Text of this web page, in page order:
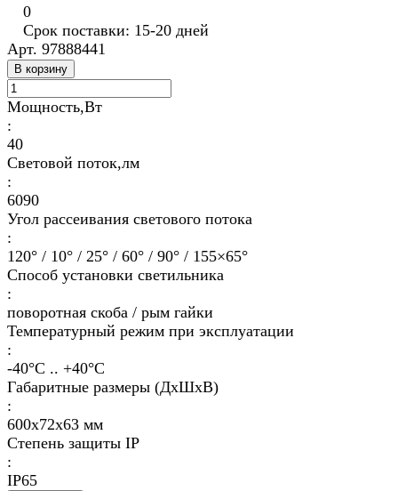
0
Срок поставки: 15-20 дней
Арт. 97888441
В корзину
Мощность,Вт
:
40
Световой поток,лм
:
6090
Угол рассеивания светового потока
:
120° / 10° / 25° / 60° / 90° / 155×65°
Способ установки светильника
:
поворотная скоба / рым гайки
Температурный режим при эксплуатации
:
-40°С .. +40°C
Габаритные размеры (ДхШхВ)
:
600х72х63 мм
Степень защиты IP
:
IP65